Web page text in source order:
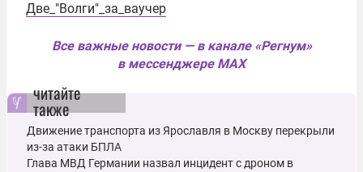
Две_"Волги"_за_ваучер
Все важные новости — в канале «Регнум»
в мессенджере MAX
читайте
также
Движение транспорта из Ярославля в Москву перекрыли
из-за атаки БПЛА
Глава МВД Германии назвал инцидент с дроном в